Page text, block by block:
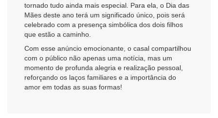
tornado tudo ainda mais especial. Para ela, o Dia das
Mães deste ano terá um significado único, pois será
celebrado com a presença simbólica dos dois filhos
que estão a caminho.
Com esse anúncio emocionante, o casal compartilhou
com o público não apenas uma notícia, mas um
momento de profunda alegria e realização pessoal,
reforçando os laços familiares e a importância do
amor em todas as suas formas!